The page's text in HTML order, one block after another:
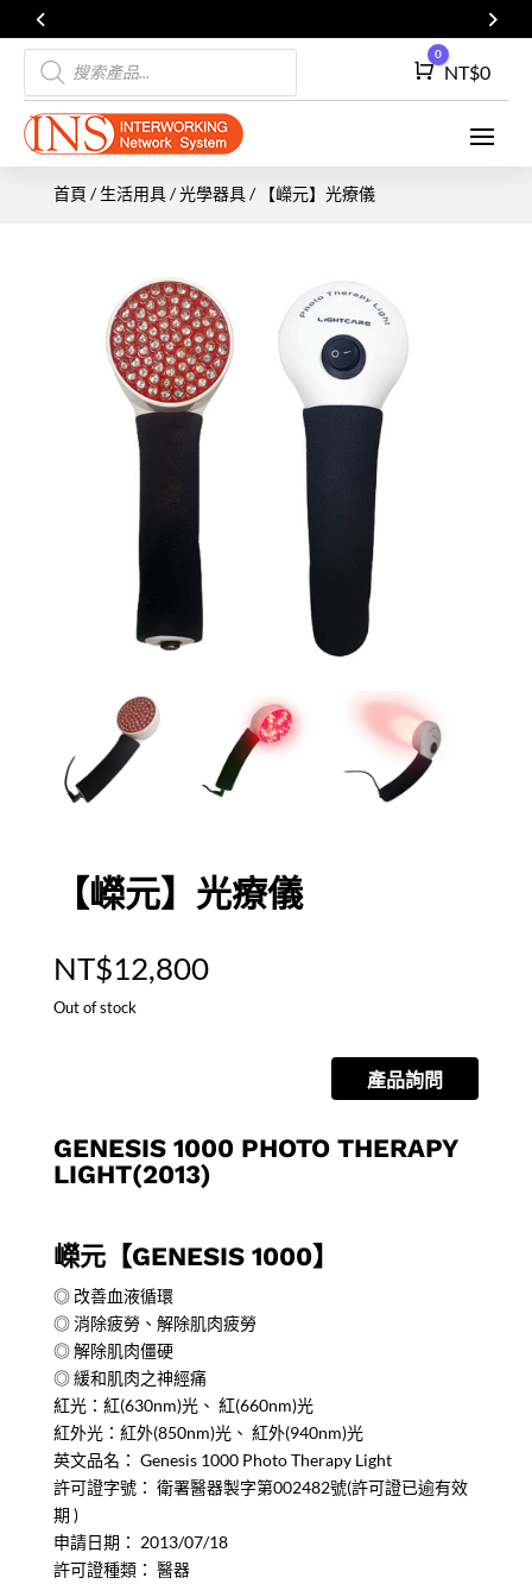
Products
search
Cart
0
NT$0
首頁 /生活用具/光學器具/ 【嶸元】光療儀
【嶸元】光療儀
NT$12,800
Out of stock
產品詢問
GENESIS 1000 PHOTO THERAPY
LIGHT(2013)
嶸元【GENESIS 1000】
◎ 改善血液循環
◎ 消除疲勞、解除肌肉疲勞
◎ 解除肌肉僵硬
◎ 緩和肌肉之神經痛
紅光：紅(630nm)光、 紅(660nm)光
紅外光：紅外(850nm)光、 紅外(940nm)光
英文品名： Genesis 1000 Photo Therapy Light
許可證字號： 衛署醫器製字第002482號(許可證已逾有效
期 )
申請日期： 2013/07/18
許可證種類： 醫器